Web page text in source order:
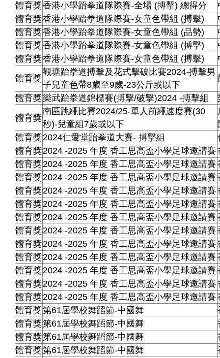
體育獎香港小學跆拳道隊際賽-全場 (搏擊) 總得分
體育獎香港小學跆拳道隊際賽-女童色帶組 (搏擊)
體育獎香港小學跆拳道隊際賽-女童色帶組 (品勢)
體育獎香港小學跆拳道隊際賽-女童色帶組 (搏擊)
體育獎香港小學跆拳道隊際賽-女童色帶組 (搏擊)
體育獎
觀塘跆拳道搏擊及花式擊破比賽2024-搏擊男
子兒童色帶8歲至9歲-23公斤或以下
體育獎樂武跆拳道錦標賽(搏擊/破擊)2024 -搏擊組
體育獎
南區跳繩比賽2024/25-單人前繩速度賽(30
秒)-兒童組7歲或以下
體育獎2024仁愛堂跆拳道大賽- 搏擊組
體育獎2024 -2025 年度 香工思高盃小學足球邀請賽
體育獎2024 -2025 年度 香工思高盃小學足球邀請賽
體育獎2024 -2025 年度 香工思高盃小學足球邀請賽
體育獎2024 -2025 年度 香工思高盃小學足球邀請賽
體育獎2024 -2025 年度 香工思高盃小學足球邀請賽
體育獎2024 -2025 年度 香工思高盃小學足球邀請賽
體育獎2024 -2025 年度 香工思高盃小學足球邀請賽
體育獎2024 -2025 年度 香工思高盃小學足球邀請賽
體育獎2024 -2025 年度 香工思高盃小學足球邀請賽
體育獎2024 -2025 年度 香工思高盃小學足球邀請賽
體育獎2024 -2025 年度 香工思高盃小學足球邀請賽
體育獎2024 -2025 年度 香工思高盃小學足球邀請賽
體育獎第61屆學校舞蹈節-中國舞
體育獎第61屆學校舞蹈節-中國舞
體育獎第61屆學校舞蹈節-中國舞
體育獎第61屆學校舞蹈節-中國舞